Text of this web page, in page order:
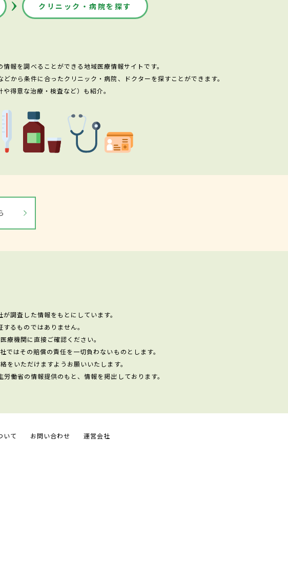
クリニック・病院を探す
報を調べることができる地域医療情報サイトです。
から条件に合ったクリニック・病院、ドクターを探すことができます。
得意な治療・検査など）も紹介。
調査した情報をもとにしています。
るものではありません。
療機関に直接ご確認ください。
はその賠償の責任を一切負わないものとします。
いただけますようお願いいたします。
働省の情報提供のもと、情報を掲出しております。
いて お問い合わせ 運営会社